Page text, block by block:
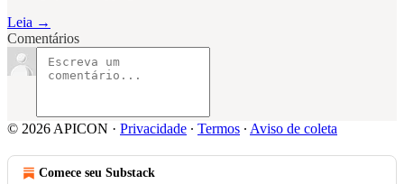
Leia →
Comentários
© 2026 APICON · Privacidade ∙ Termos ∙ Aviso de coleta
Comece seu Substack